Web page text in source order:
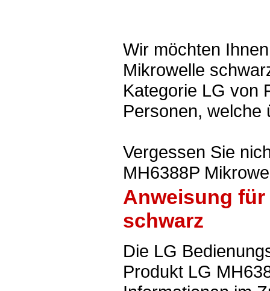
Wir möchten
Mikrowelle
Kategorie LG von
Personen, welche
Vergessen Sie
MH6388P
Anweisung für
schwarz
Die LG
Produkt LG